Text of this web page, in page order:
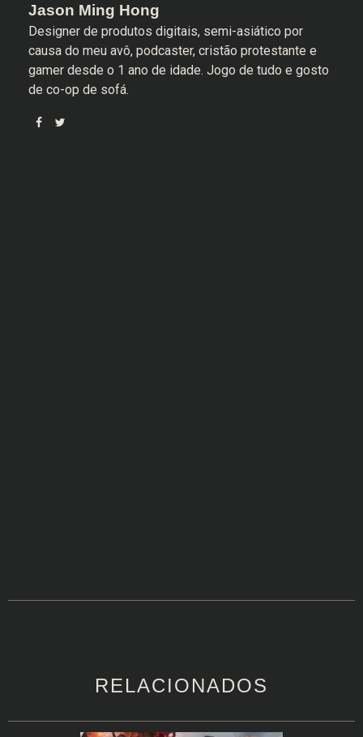
Jason Ming Hong
Designer de produtos digitais, semi-asiático por
causa do meu avô, podcaster, cristão protestante e
gamer desde o 1 ano de idade. Jogo de tudo e gosto
de co-op de sofá.
RELACIONADOS